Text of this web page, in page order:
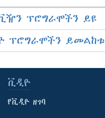
ፕሮግራሞችን ይዩ
ፕሮግራሞችን ይመልከቱ
ቪዲዮ
የቪዲዮ ዘገባ